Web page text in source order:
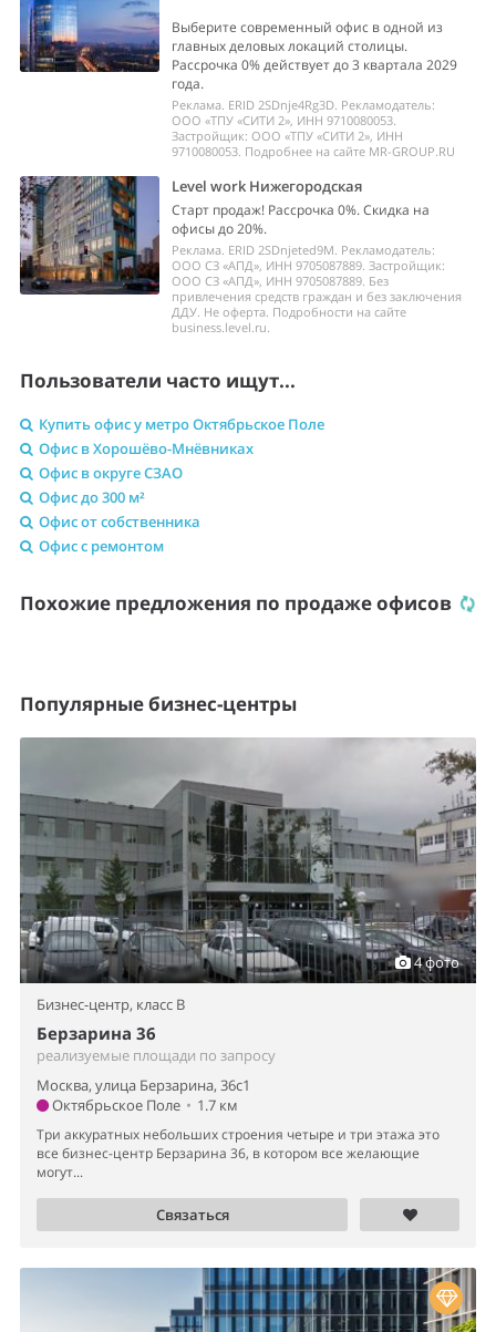
Выберите современный офис в одной из
главных деловых локаций столицы.
Рассрочка 0% действует до 3 квартала 2029
года.
Реклама. ERID 2SDnje4Rg3D. Рекламодатель:
ООО «ТПУ «СИТИ 2», ИНН 9710080053.
Застройщик: ООО «ТПУ «СИТИ 2», ИНН
9710080053. Подробнее на сайте MR-GROUP.RU
Level work Нижегородская
Старт продаж! Рассрочка 0%. Скидка на
офисы до 20%.
Реклама. ERID 2SDnjeted9M. Рекламодатель:
ООО СЗ «АПД», ИНН 9705087889. Застройщик:
ООО СЗ «АПД», ИНН 9705087889. Без
привлечения средств граждан и без заключения
ДДУ. Не оферта. Подробности на сайте
business.level.ru.
Пользователи часто ищут...
Купить офис у метро Октябрьское Поле
Офис в Хорошёво-Мнёвниках
Офис в округе СЗАО
Офис до 300 м²
Офис от собственника
Офис с ремонтом
Похожие предложения по продаже офисов
Популярные бизнес-центры
4 фото
Бизнес-центр, класс B
Берзарина 36
реализуемые площади по запросу
Москва, улица Берзарина, 36с1
Октябрьское Поле • 1.7 км
Три аккуратных небольших строения четыре и три этажа это
все бизнес-центр Берзарина 36, в котором все желающие
могут...
Связаться